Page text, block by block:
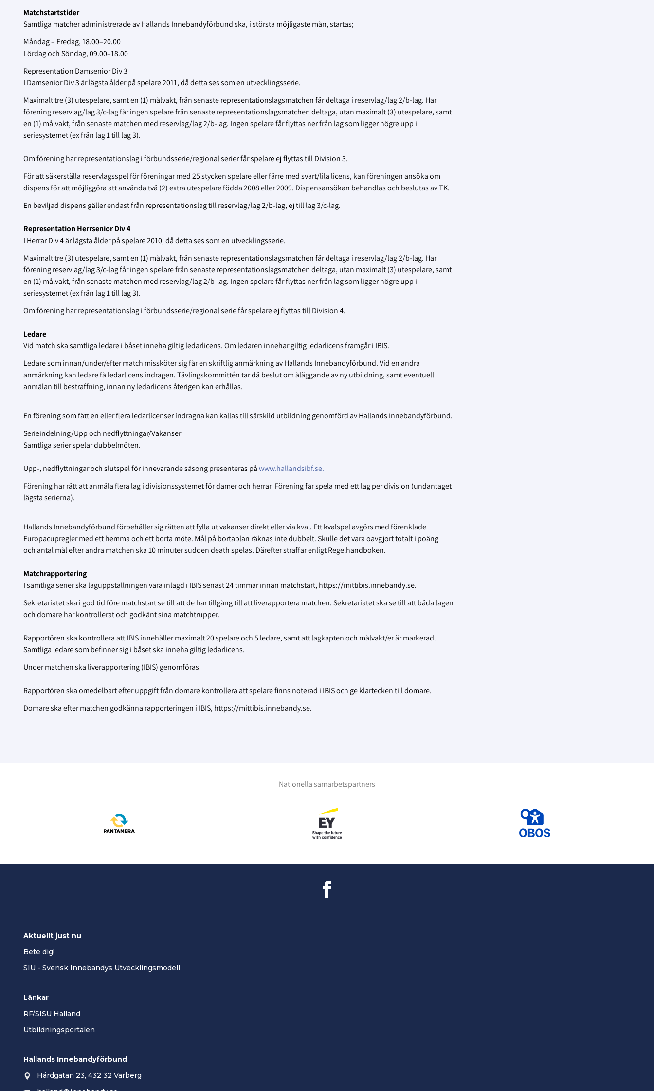
Matchstartstider
Samtliga matcher administrerade av Hallands Innebandyförbund ska, i största möjligaste mån, startas;
Måndag – Fredag, 18.00–20.00
Lördag och Söndag, 09.00–18.00
Representation Damsenior Div 3
I Damsenior Div 3 är lägsta ålder på spelare 2011, då detta ses som en utvecklingsserie.
Maximalt tre (3) utespelare, samt en (1) målvakt, från senaste representationslagsmatchen får deltaga i reservlag/lag 2/b-lag. Har
förening reservlag/lag 3/c-lag får ingen spelare från senaste representationslagsmatchen deltaga, utan maximalt (3) utespelare, samt
en (1) målvakt, från senaste matchen med reservlag/lag 2/b-lag. Ingen spelare får flyttas ner från lag som ligger högre upp i
seriesystemet (ex från lag 1 till lag 3).
Om förening har representationslag i förbundsserie/regional serier får spelare ej flyttas till Division 3.
För att säkerställa reservlagsspel för föreningar med 25 stycken spelare eller färre med svart/lila licens, kan föreningen ansöka om
dispens för att möjliggöra att använda två (2) extra utespelare födda 2008 eller 2009. Dispensansökan behandlas och beslutas av TK.
En beviljad dispens gäller endast från representationslag till reservlag/lag 2/b-lag, ej till lag 3/c-lag.
Representation Herrsenior Div 4
I Herrar Div 4 är lägsta ålder på spelare 2010, då detta ses som en utvecklingsserie.
Maximalt tre (3) utespelare, samt en (1) målvakt, från senaste representationslagsmatchen får deltaga i reservlag/lag 2/b-lag. Har
förening reservlag/lag 3/c-lag får ingen spelare från senaste representationslagsmatchen deltaga, utan maximalt (3) utespelare, samt
en (1) målvakt, från senaste matchen med reservlag/lag 2/b-lag. Ingen spelare får flyttas ner från lag som ligger högre upp i
seriesystemet (ex från lag 1 till lag 3).
Om förening har representationslag i förbundsserie/regional serie får spelare ej flyttas till Division 4.
Ledare
Vid match ska samtliga ledare i båset inneha giltig ledarlicens. Om ledaren innehar giltig ledarlicens framgår i IBIS.
Ledare som innan/under/efter match missköter sig får en skriftlig anmärkning av Hallands Innebandyförbund. Vid en andra
anmärkning kan ledare få ledarlicens indragen.Tävlingskommittén tar då beslut om åläggande av ny utbildning, samt eventuell
anmälan till bestraffning, innan ny ledarlicens återigen kan erhållas.
En förening som fått en eller flera ledarlicenser indragna kan kallas till särskild utbildning genomförd av Hallands Innebandyförbund.
Serieindelning/Upp och nedflyttningar/Vakanser
Samtliga serier spelar dubbelmöten.
Upp-, nedflyttningar och slutspel för innevarande säsong presenteras påwww.hallandsibf.se.
Förening har rätt att anmäla flera lag i divisionssystemet för damer och herrar. Förening får spela med ett lag per division (undantaget
lägsta serierna).
Hallands Innebandyförbund förbehåller sig rätten att fylla ut vakanser direkt eller via kval. Ett kvalspel avgörs med förenklade
Europacupregler med ett hemma och ett borta möte. Mål på bortaplan räknas inte dubbelt. Skulle det vara oavgjort totalt i poäng
och antal mål efter andra matchen ska 10 minuter sudden death spelas. Därefter straffar enligt Regelhandboken.
Matchrapportering
I samtliga serier ska laguppställningen vara inlagd i IBIS senast 24 timmar innan matchstart, https://mittibis.innebandy.se.
Sekretariatet ska i god tid före matchstart se till att de har tillgång till att liverapportera matchen. Sekretariatet ska se till att båda lagen
och domare har kontrollerat och godkänt sina matchtrupper.
Rapportören ska kontrollera att IBIS innehåller maximalt 20 spelare och 5 ledare, samt att lagkapten och målvakt/er är markerad.
Samtliga ledare som befinner sig i båset ska inneha giltig ledarlicens.
Under matchen ska liverapportering (IBIS) genomföras.
Rapportören ska omedelbart efter uppgift från domare kontrollera att spelare finns noterad i IBIS och ge klartecken till domare.
Domare ska efter matchen godkänna rapporteringen i IBIS, https://mittibis.innebandy.se.
Nationella samarbetspartners
Aktuellt just nu
Bete dig!
SIU - Svensk Innebandys Utvecklingsmodell
Länkar
RF/SISU Halland
Utbildningsportalen
Hallands Innebandyförbund
Härdgatan 23, 432 32 Varberg